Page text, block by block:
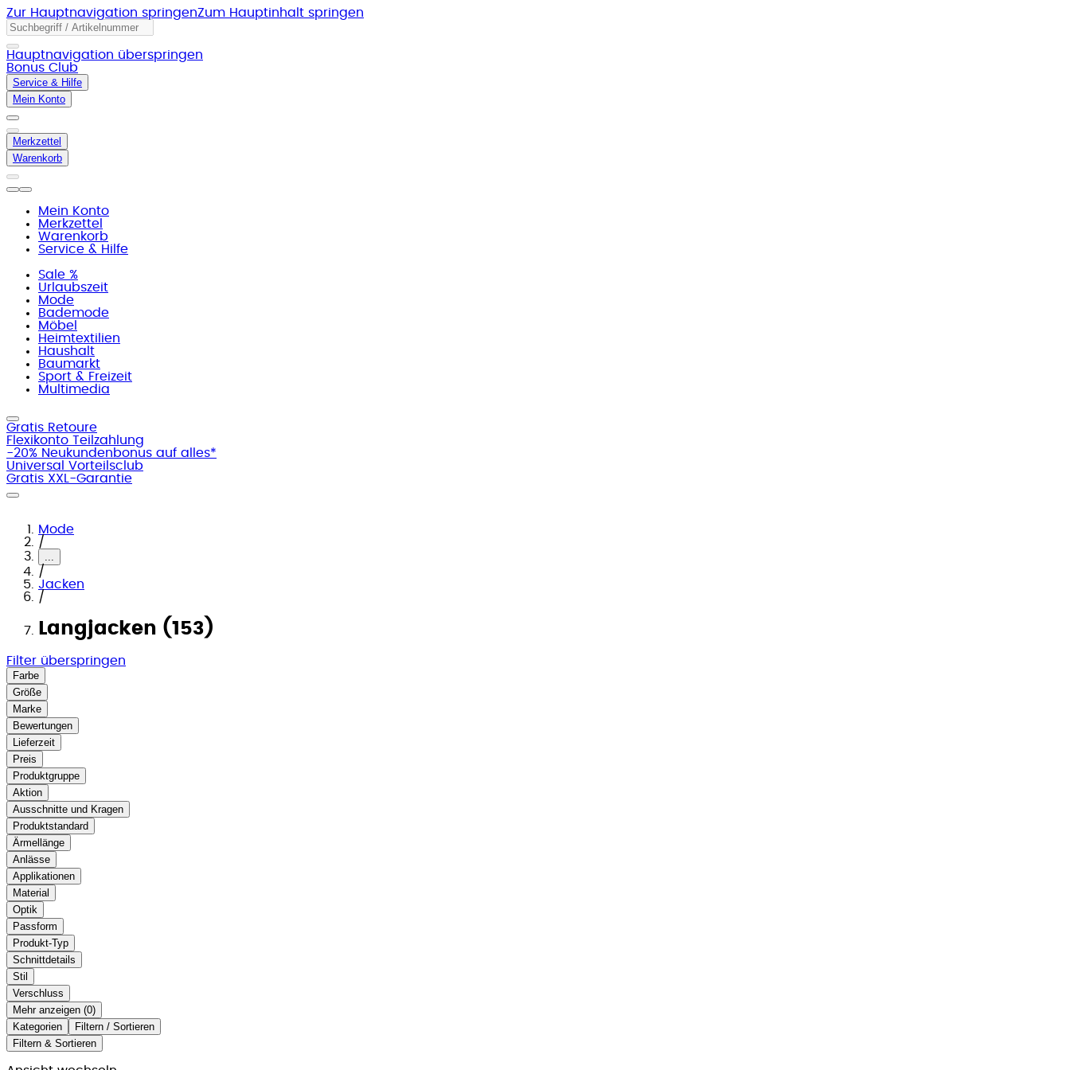
Zur Hauptnavigation springenZum Hauptinhalt springen
Hauptnavigation überspringen
Bonus Club
Service & Hilfe
Mein Konto
Merkzettel
Warenkorb
Mein Konto
Merkzettel
Warenkorb
Service & Hilfe
Sale %
Urlaubszeit
Mode
Bademode
Möbel
Heimtextilien
Haushalt
Baumarkt
Sport & Freizeit
Multimedia
Gratis Retoure
Flexikonto Teilzahlung
-20% Neukundenbonus auf alles*
Universal Vorteilsclub
Gratis XXL-Garantie
Mode
/
...
/
Jacken
/
Langjacken (153)
Filter überspringen
Farbe
Größe
Marke
Bewertungen
Lieferzeit
Preis
Produktgruppe
Aktion
Ausschnitte und Kragen
Produktstandard
Ärmellänge
Anlässe
Applikationen
Material
Optik
Passform
Produkt-Typ
Schnittdetails
Stil
Verschluss
Mehr anzeigen ( )
Kategorien
Filtern / Sortieren
Filtern & Sortieren